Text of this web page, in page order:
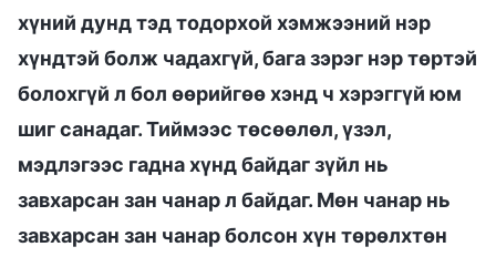
хүний дунд тэд тодорхой хэмжээний нэр
хүндтэй болж чадахгүй, бага зэрэг нэр төртэй
болохгүй л бол өөрийгөө хэнд ч хэрэггүй юм
шиг санадаг. Тиймээс төсөөлөл, үзэл,
мэдлэгээс гадна хүнд байдаг зүйл нь
завхарсан зан чанар л байдаг. Мөн чанар нь
завхарсан зан чанар болсон хүн төрөлхтөн